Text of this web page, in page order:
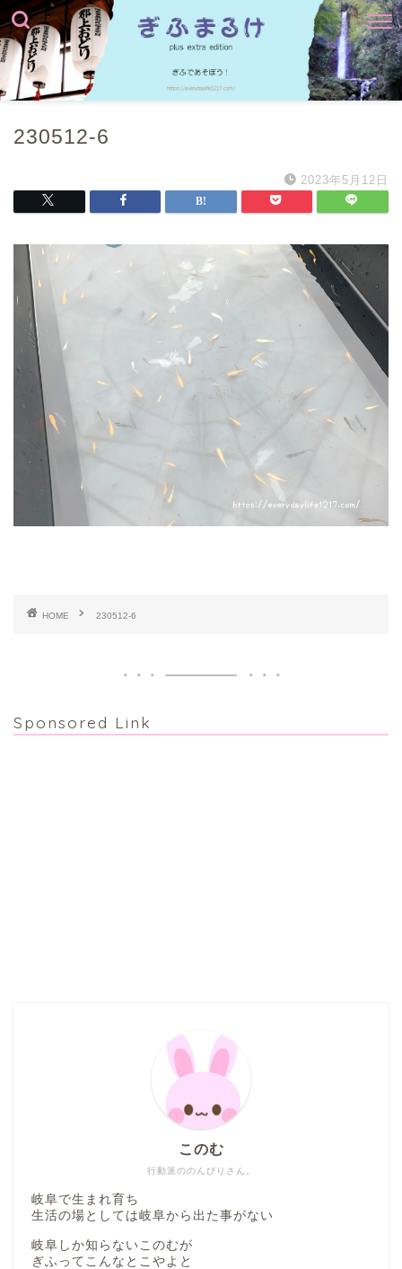
230512-6
2023年5月12日
HOME 230512-6
Sponsored Link
行動派ののんびりさん。
このむ
岐阜で生まれ育ち
生活の場としては岐阜から出た事がない
岐阜しか知らないこのむが
ぎふってこんなとこやよと